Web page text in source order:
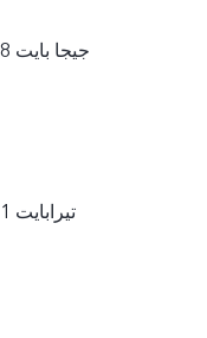
8 جيجا بايت
1 تيرابايت